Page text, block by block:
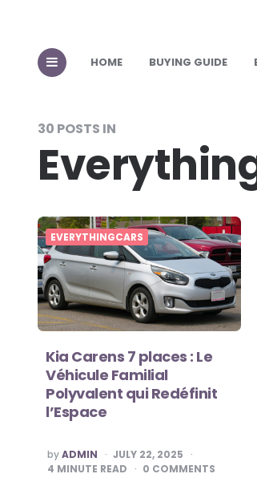
HOME BUYING GUIDE
30 POSTS IN
EVERYTHINGCARS
Kia Carens 7 places : Le
Véhicule Familial
Polyvalent qui Redéfinit
l’Espace
POSTED
BY
byADMIN
JULY 22, 2025
4 MINUTE READ 0 COMMENTS